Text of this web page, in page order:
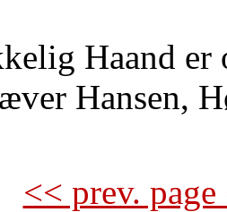
Haand er
Hansen,
<< prev.